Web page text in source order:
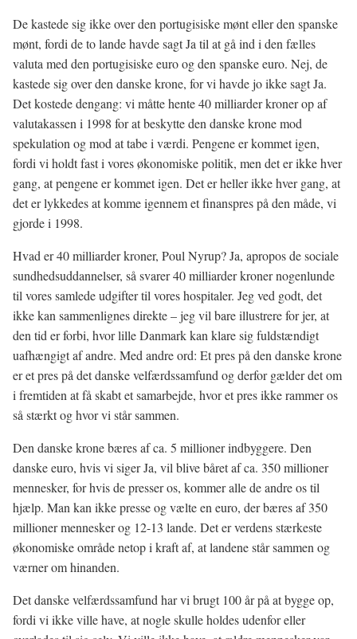
De kastede sig ikke over den portugisiske mønt eller den spanske
mønt, fordi de to lande havde sagt Ja til at gå ind i den fælles
valuta med den portugisiske euro og den spanske euro. Nej, de
kastede sig over den danske krone, for vi havde jo ikke sagt Ja.
Det kostede dengang: vi måtte hente 40 milliarder kroner op af
valutakassen i 1998 for at beskytte den danske krone mod
spekulation og mod at tabe i værdi. Pengene er kommet igen,
fordi vi holdt fast i vores økonomiske politik, men det er ikke hver
gang, at pengene er kommet igen. Det er heller ikke hver gang, at
det er lykkedes at komme igennem et finanspres på den måde, vi
gjorde i 1998.
Hvad er 40 milliarder kroner, Poul Nyrup? Ja, apropos de sociale
sundhedsuddannelser, så svarer 40 milliarder kroner nogenlunde
til vores samlede udgifter til vores hospitaler. Jeg ved godt, det
ikke kan sammenlignes direkte – jeg vil bare illustrere for jer, at
den tid er forbi, hvor lille Danmark kan klare sig fuldstændigt
uafhængigt af andre. Med andre ord: Et pres på den danske krone
er et pres på det danske velfærdssamfund og derfor gælder det om
i fremtiden at få skabt et samarbejde, hvor et pres ikke rammer os
så stærkt og hvor vi står sammen.
Den danske krone bæres af ca. 5 millioner indbyggere. Den
danske euro, hvis vi siger Ja, vil blive båret af ca. 350 millioner
mennesker, for hvis de presser os, kommer alle de andre os til
hjælp. Man kan ikke presse og vælte en euro, der bæres af 350
millioner mennesker og 12-13 lande. Det er verdens stærkeste
økonomiske område netop i kraft af, at landene står sammen og
værner om hinanden.
Det danske velfærdssamfund har vi brugt 100 år på at bygge op,
fordi vi ikke ville have, at nogle skulle holdes udenfor eller